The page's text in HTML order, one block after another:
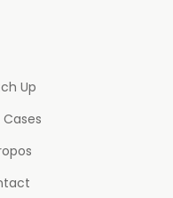
Up
Cases